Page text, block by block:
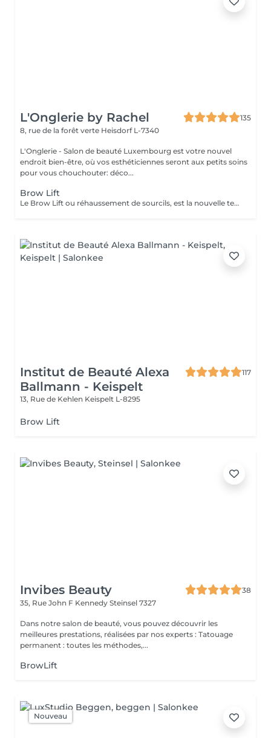
L'Onglerie by Rachel
135
8, rue de la forêt verte Heisdorf L-7340
L'Onglerie - Salon de beauté Luxembourg est votre nouvel
endroit bien-être, où vos esthéticiennes seront aux petits soins
pour vous chouchouter: déco...
Brow Lift
Le Brow Lift ou réhaussement de sourcils, est la nouvelle technique tendance: le but étant d'embellir, épaissir le sourcil et de discipliner des poils broussailleux ou épars à l'aide d'un produit à base de kératine. Cette technique convient à tous les types de sourcils, que vous soyez blonde, brune ou rousse, que vous ayez les sourcils fournis ou non. Si vos sourcils sont broussailleux, cette méthode innovante va les discipliner. À l'inverse, s'ils sont fins et clairsemés, le browlift leur donnera plus de texture et offrira un résultat plus fourni et ultra naturel pour une durée de 6 semaines.
Institut de Beauté Alexa
Ballmann - Keispelt
117
13, Rue de Kehlen Keispelt L-8295
Brow Lift
Invibes Beauty
38
35, Rue John F Kennedy Steinsel 7327
Dans notre salon de beauté, vous pouvez découvrir les
meilleures prestations, réalisées par nos experts : Tatouage
permanent : toutes les méthodes,...
BrowLift
Nouveau